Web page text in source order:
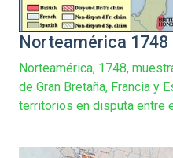
Norteamérica 1748
Norteamérica, 1748,
de Gran Bretaña, Francia y
territorios en disputa entre